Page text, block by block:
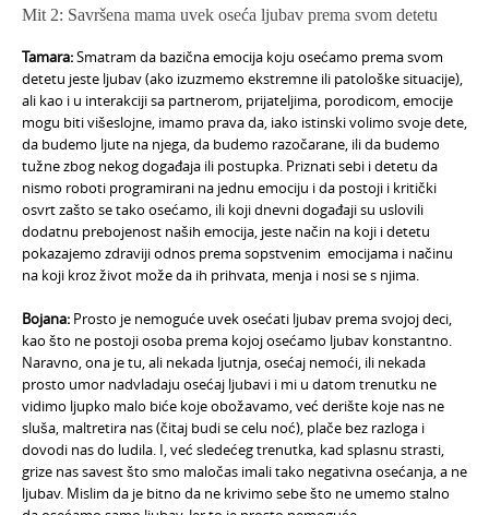
Mit 2: Savršena mama uvek oseća ljubav prema svom detetu
Tamara:Smatram da bazična emocija koju osećamo prema svom
detetu jeste ljubav (ako izuzmemo ekstremne ili patološke situacije),
ali kao i u interakciji sa partnerom, prijateljima, porodicom, emocije
mogu biti višeslojne, imamo prava da, iako istinski volimo svoje dete,
da budemo ljute na njega, da budemo razočarane, ili da budemo
tužne zbog nekog događaja ili postupka. Priznati sebi i detetu da
nismo roboti programirani na jednu emociju i da postoji i kritički
osvrt zašto se tako osećamo, ili koji dnevni događaji su uslovili
dodatnu prebojenost naših emocija, jeste način na koji i detetu
pokazajemo zdraviji odnos prema sopstvenim emocijama i načinu
na koji kroz život može da ih prihvata, menja i nosi se s njima.
Bojana: Prosto je nemoguće uvek osećati ljubav prema svojoj deci,
kao što ne postoji osoba prema kojoj osećamo ljubav konstantno.
Naravno, ona je tu, ali nekada ljutnja, osećaj nemoći, ili nekada
prosto umor nadvladaju osećaj ljubavi i mi u datom trenutku ne
vidimo ljupko malo biće koje obožavamo, već derište koje nas ne
sluša, maltretira nas (čitaj budi se celu noć), plače bez razloga i
dovodi nas do ludila. I, već sledećeg trenutka, kad splasnu strasti,
grize nas savest što smo maločas imali tako negativna osećanja, a ne
ljubav. Mislim da je bitno da ne krivimo sebe što ne umemo stalno